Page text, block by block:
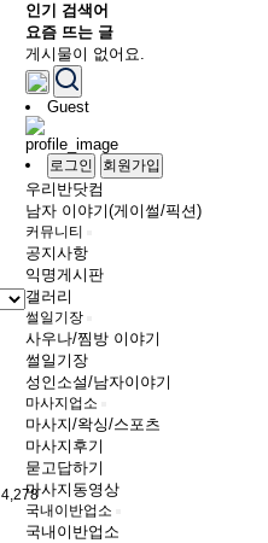
4,278
인기 검색어
요즘 뜨는 글
게시물이 없어요.
Guest
로그인 회원가입
우리반닷컴
남자 이야기(게이썰/픽션)
커뮤니티
공지사항
익명게시판
갤러리
썰일기장
사우나/찜방 이야기
썰일기장
성인소설/남자이야기
마사지업소
마사지/왁싱/스포츠
마사지후기
묻고답하기
마사지동영상
국내이반업소
국내이반업소